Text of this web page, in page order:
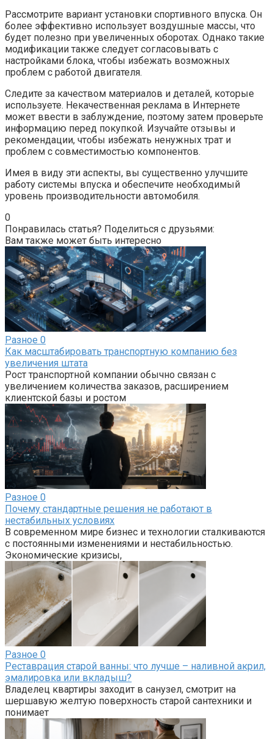
Рассмотрите вариант установки спортивного впуска. Он
более эффективно использует воздушные массы, что
будет полезно при увеличенных оборотах. Однако такие
модификации также следует согласовывать с
настройками блока, чтобы избежать возможных
проблем с работой двигателя.
Следите за качеством материалов и деталей, которые
используете. Некачественная реклама в Интернете
может ввести в заблуждение, поэтому затем проверьте
информацию перед покупкой. Изучайте отзывы и
рекомендации, чтобы избежать ненужных трат и
проблем с совместимостью компонентов.
Имея в виду эти аспекты, вы существенно улучшите
работу системы впуска и обеспечите необходимый
уровень производительности автомобиля.
0
Понравилась статья? Поделиться с друзьями:
Вам также может быть интересно
Разное 0
Как масштабировать транспортную компанию без
увеличения штата
Рост транспортной компании обычно связан с
увеличением количества заказов, расширением
клиентской базы и ростом
Разное 0
Почему стандартные решения не работают в
нестабильных условиях
В современном мире бизнес и технологии сталкиваются
с постоянными изменениями и нестабильностью.
Экономические кризисы,
Разное 0
Реставрация старой ванны: что лучше – наливной акрил,
эмалировка или вкладыш?
Владелец квартиры заходит в санузел, смотрит на
шершавую желтую поверхность старой сантехники и
понимает